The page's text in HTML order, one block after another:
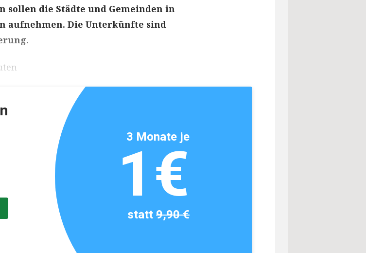
sollen die Städte und Gemeinden in
aufnehmen. Die Unterkünfte sind
3 Monate je
1€
statt9,90 €